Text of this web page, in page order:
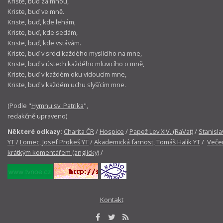
Kriste, buď ve mně.
Kriste, buď, kde lehám,
Kriste, buď, kde sedám,
Kriste, buď, kde vstávám.
Kriste, buď v srdci každého myslícího na mne,
Kriste, buď v ústech každého mluvicího o mně,
Kriste, buď v každém oku vidoucím mne,
Kriste, buď v každém uchu slyšícím mne.
(Podle "Hymnu sv. Patrika",
redakčně upraveno)
Některé odkazy: Charita ČR/ Hospice / Papež Lev XIV. (RaVat)/
YT/ Lomec, Josef Prokeš YT/Akademická farnost, Tomáš Halík YT/
krátkým komentářem (anglicky)/
Kontakt